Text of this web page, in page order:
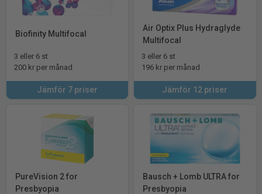
Biofinity Multifocal
3 eller 6 st
200 kr per månad
Jämför 7 priser
Air Optix Plus Hydraglyde
Multifocal
3 eller 6 st
196 kr per månad
Jämför 12 priser
PureVision 2 for
Presbyopia
Bausch + Lomb ULTRA for
Presbyopia